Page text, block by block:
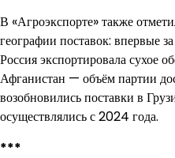
В «Агроэкспорте» также
географии поставок: впервые
Россия экспортировала сухое
Афганистан — объём партии
возобновились поставки в
осуществлялись с 2024 года.
***